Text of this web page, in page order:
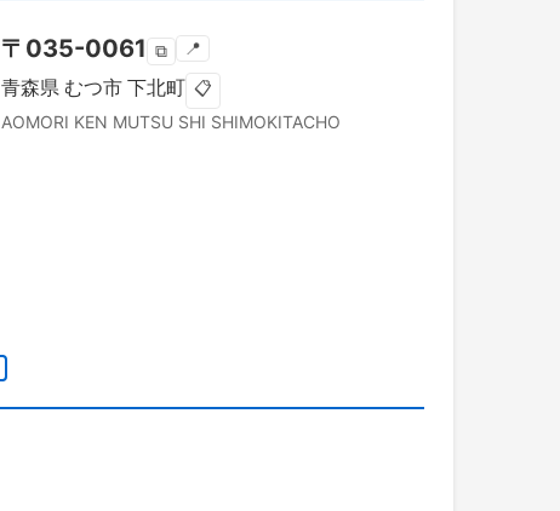
〒 035-0061 ⧉ 📍
青森県 むつ市 下北町 📋
AOMORI KEN MUTSU SHI SHIMOKITACHO